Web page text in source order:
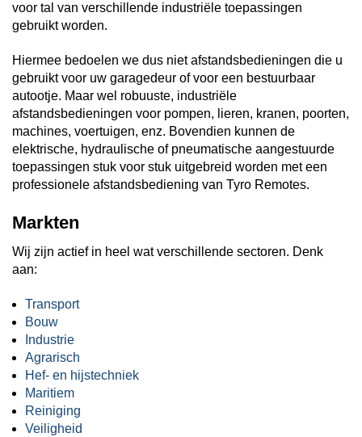
voor tal van verschillende industriële toepassingen
gebruikt worden.
Hiermee bedoelen we dus niet afstandsbedieningen die u
gebruikt voor uw garagedeur of voor een bestuurbaar
autootje. Maar wel robuuste, industriële
afstandsbedieningen voor pompen, lieren, kranen, poorten,
machines, voertuigen, enz. Bovendien kunnen de
elektrische, hydraulische of pneumatische aangestuurde
toepassingen stuk voor stuk uitgebreid worden met een
professionele afstandsbediening van Tyro Remotes.
Markten
Wij zijn actief in heel wat verschillende sectoren. Denk
aan:
Transport
Bouw
Industrie
Agrarisch
Hef- en hijstechniek
Maritiem
Reiniging
Veiligheid